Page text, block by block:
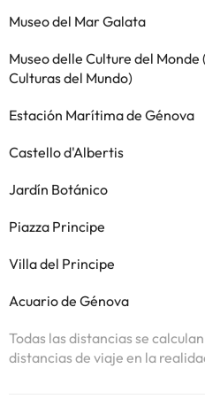
Museo del Mar Galata
Museo delle Culture del Monde
Culturas del Mundo)
Estación Marítima de Génova
Castello d'Albertis
Jardín Botánico
Piazza Principe
Villa del Principe
Acuario de Génova
Todas las distancias se
distancias de viaje en la